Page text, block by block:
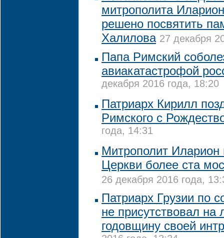
митрополита
решено посвятить
Халилова 27 декабря
Папа Римский
авиакатастрофой
декабря 2016 года, 18:20
Патриарх Кирилл
Римского с
года, 14:31
Митрополит Иларион
Церкви более ста
26 декабря 2016 года,
Патриарх Грузии по
не присутствовал на
годовщину своей